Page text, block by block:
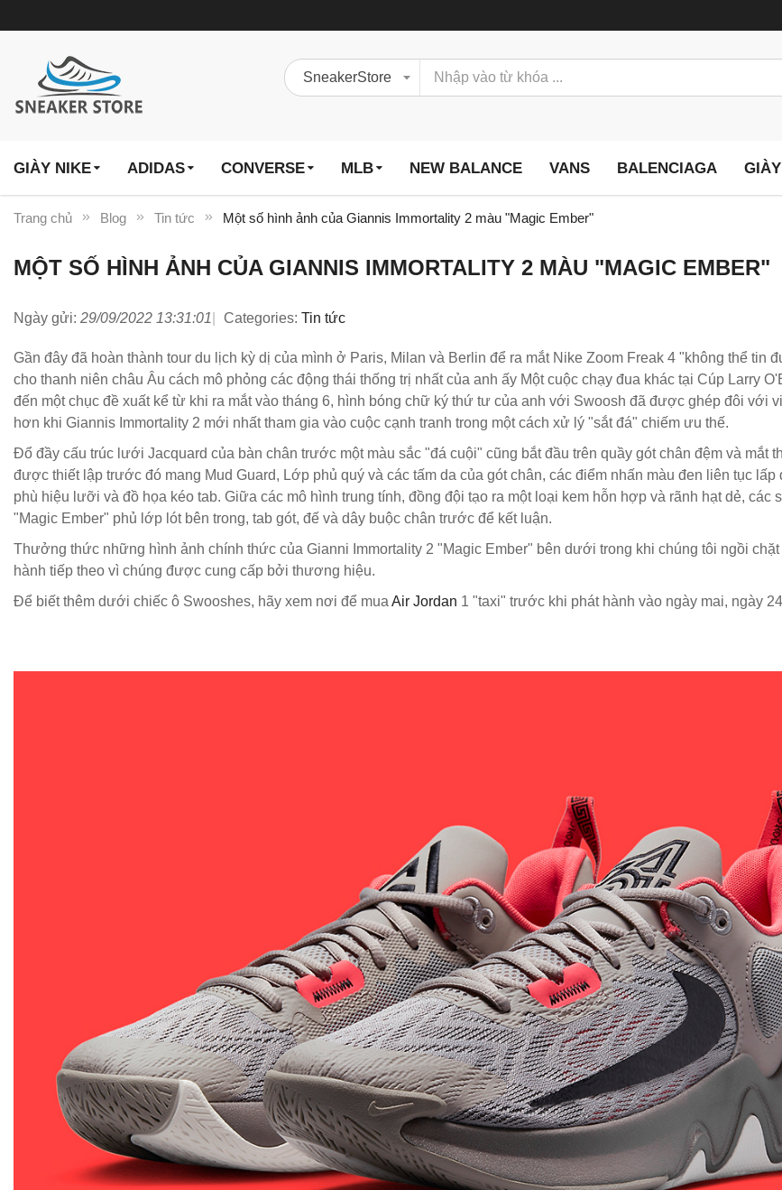
GIÀY NIKE ADIDAS CONVERSE MLB NEW BALANCE VANS BALENCIAGA
Trang chủ Blog Tin tức Một số hình ảnh của Giannis Immortality 2 màu "Magic Ember"
MỘT SỐ HÌNH ẢNH CỦA GIANNIS IMMORTALITY 2 MÀU "MAGIC EMBER"
Ngày gửi: 29/09/2022 13:31:01 Categories: Tin tức
Gần đây đã hoàn thành tour du lịch kỳ dị của mình ở Paris, Milan và Berlin để ra mắt Nike Zoom Freak 4 "không thể tin
cho thanh niên châu Âu cách mô phỏng các động thái thống trị nhất của anh ấy Một cuộc chạy đua khác tại Cúp Larry
đến một chục đề xuất kể từ khi ra mắt vào tháng 6, hình bóng chữ ký thứ tư của anh với Swoosh đã được ghép đôi với
hơn khi Giannis Immortality 2 mới nhất tham gia vào cuộc cạnh tranh trong một cách xử lý "sắt đá" chiếm ưu thế.
Đổ đầy cấu trúc lưới Jacquard của bàn chân trước một màu sắc "đá cuội" cũng bắt đầu trên quầy gót chân đệm và mắt
được thiết lập trước đó mang Mud Guard, Lớp phủ quý và các tấm da của gót chân, các điểm nhấn màu đen liên tục
phù hiệu lưỡi và đồ họa kéo tab. Giữa các mô hình trung tính, đồng đội tạo ra một loại kem hỗn hợp và rãnh hạt dẻ, các
"Magic Ember" phủ lớp lót bên trong, tab gót, đế và dây buộc chân trước để kết luận.
Thưởng thức những hình ảnh chính thức của Gianni Immortality 2 "Magic Ember" bên dưới trong khi chúng tôi ngồi
hành tiếp theo vì chúng được cung cấp bởi thương hiệu.
Để biết thêm dưới chiếc ô Swooshes, hãy xem nơi để mua Air Jordan 1 "taxi" trước khi phát hành vào ngày mai, ngày